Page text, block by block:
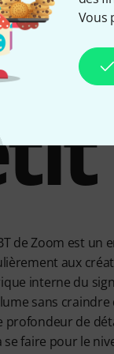
Vous
de Zoom est
aux
interne du
sans craindre
profondeur de
se faire pour le